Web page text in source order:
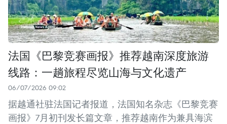
法国《巴黎竞赛画报》推荐越南深度旅游
线路：一趟旅程尽览山海与文化遗产
06/07/2026 09:02
据越通社驻法国记者报道，法国知名杂志《巴黎竞赛
画报》7月初刊发长篇文章，推荐越南作为兼具海滨